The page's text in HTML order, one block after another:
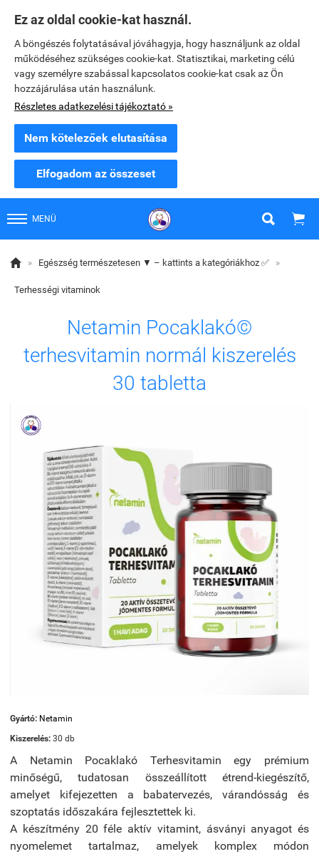
Ez az oldal cookie-kat használ.
A böngészés folytatásával jóváhagyja, hogy használjunk az oldal
működéséhez szükséges cookie-kat. Statisztikai, marketing célú
vagy személyre szabással kapcsolatos cookie-kat csak az Ön
hozzájárulása után használunk.
Részletes adatkezelési tájékoztató »
Nem kötelezőek elutasítása
Elfogadom az összeset
MENÜ  
 » Egészség természetesen ▼ – kattints a kategóriákhoz ✅ »
Terhességi vitaminok
Netamin Pocaklakó©
terhesvitamin normál kiszerelés
30 tabletta
Gyártó: Netamin
Kiszerelés: 30 db
A Netamin Pocaklakó Terhesvitamin egy prémium
minőségű, tudatosan összeállított étrend-kiegészítő,
amelyet kifejezetten a babatervezés, várandósság és
szoptatás időszakára fejlesztettek ki.
A készítmény 20 féle aktív vitamint, ásványi anyagot és
nyomelemet tartalmaz, amelyek komplex módon